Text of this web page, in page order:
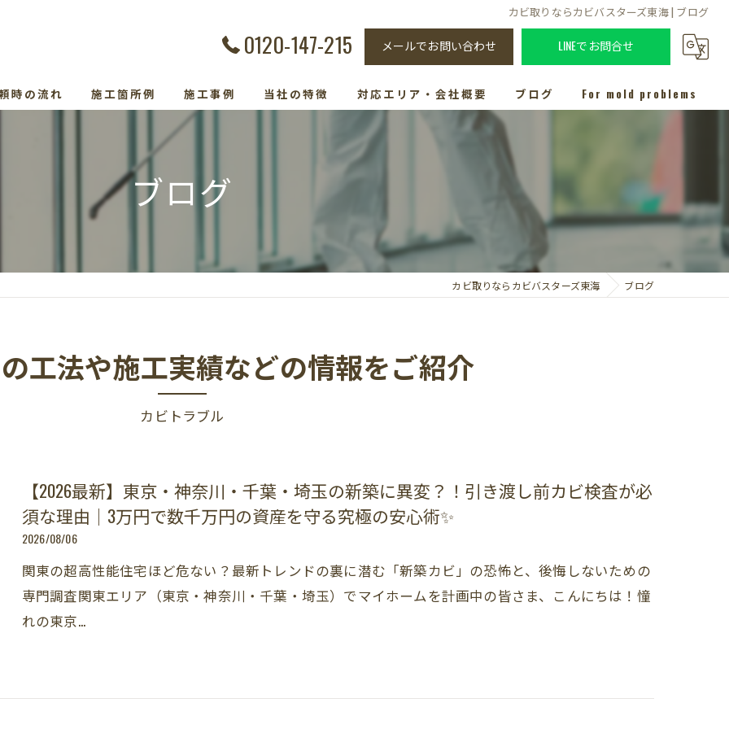
カビ取りならカビバスターズ東海 | ブログ
0120-147-215 メールでお問い合わせ LINEでお問合せ
時の流れ 施工箇所例 施工事例 当社の特徴
カビトラブル
カビ検査
対応エリア・会社概要 ブログ For mold problems
ブログ
カビ取りならカビバスターズ東海 ブログ
工法や施工実績などの情報をご紹介
カビトラブル
【2026最新】東京・神奈川・千葉・埼玉の新築に異変？！引き渡し前カビ検査が必
須な理由｜3万円で数千万円の資産を守る究極の安心術✨
2026/08/06
関東の超高性能住宅ほど危ない？最新トレンドの裏に潜む「新築カビ」の恐怖と、後悔しないための
専門調査関東エリア（東京・神奈川・千葉・埼玉）でマイホームを計画中の皆さま、こんにちは！憧
れの東京…